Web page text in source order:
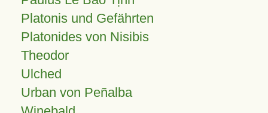
Platonis und Gefährten
Platonides von Nisibis
Theodor
Ulched
Urban von Peñalba